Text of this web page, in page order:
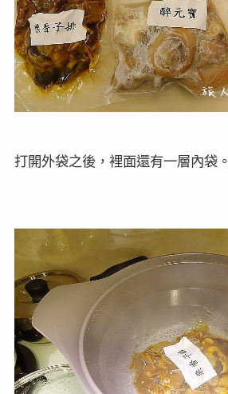
打開外袋之後，裡面還有一層內袋。